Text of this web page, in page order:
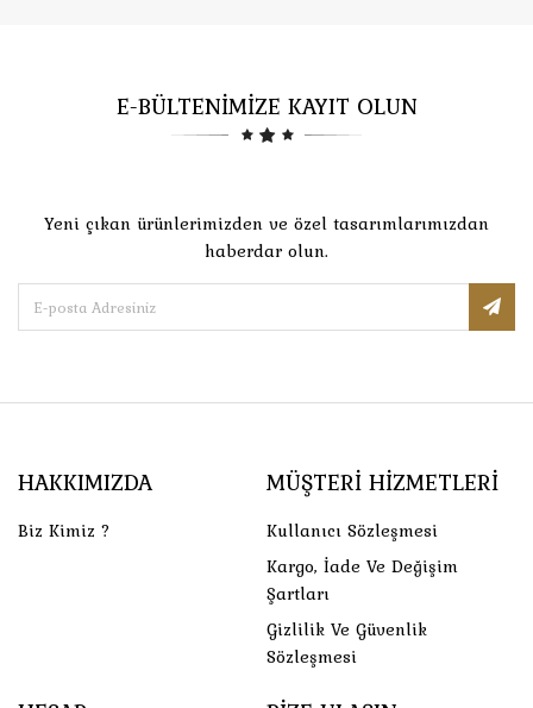
E-BÜLTENİMİZE KAYIT OLUN
Yeni çıkan ürünlerimizden ve özel tasarımlarımızdan
haberdar olun.
HAKKIMIZDA
Biz Kimiz ?
MÜŞTERI HIZMETLERI
Kullanıcı Sözleşmesi
Kargo, İade Ve Değişim
Şartları
Gizlilik Ve Güvenlik
Sözleşmesi